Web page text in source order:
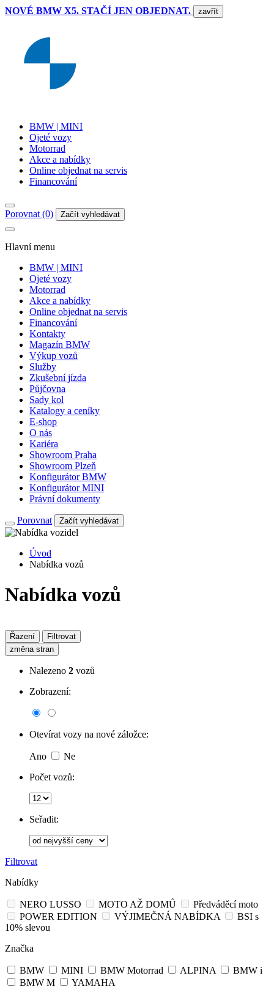
NOVÉ BMW X5. STAČÍ JEN OBJEDNAT. zavřít
BMW | MINI
Ojeté vozy
Motorrad
Akce a nabídky
Online objednat na servis
Financování
Porovnat (0) Začít vyhledávat
Hlavní menu
BMW | MINI
Ojeté vozy
Motorrad
Akce a nabídky
Online objednat na servis
Financování
Kontakty
Magazín BMW
Výkup vozů
Služby
Zkušební jízda
Půjčovna
Sady kol
Katalogy a ceníky
E-shop
O nás
Kariéra
Showroom Praha
Showroom Plzeň
Konfigurátor BMW
Konfigurátor MINI
Právní dokumenty
Porovnat Začít vyhledávat
Úvod
Nabídka vozů
Nabídka vozů
Řazení
Filtrovat
změna stran
Nalezeno 2 vozů
Zobrazení:
Otevírat vozy na nové záložce:
Ano
Ne
Počet vozů:
Seřadit:
Filtrovat
Nabídky
NERO LUSSO MOTO AŽ DOMŮ
Předváděcí moto
POWER EDITION
VÝJIMEČNÁ NABÍDKA
BSI s
10% slevou
Značka
BMW MINI BMW Motorrad ALPINA
BMW i
BMW M
YAMAHA